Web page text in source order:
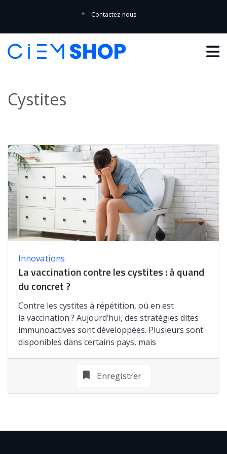
Contactez-nous
Cystites
Innovations
La vaccination contre les cystites : à quand
du concret ?
Contre les cystites à répétition, où en est
la vaccination ? Aujourd’hui, des stratégies dites
immunoactives sont développées. Plusieurs sont
disponibles dans certains pays, mais
Enregistrer